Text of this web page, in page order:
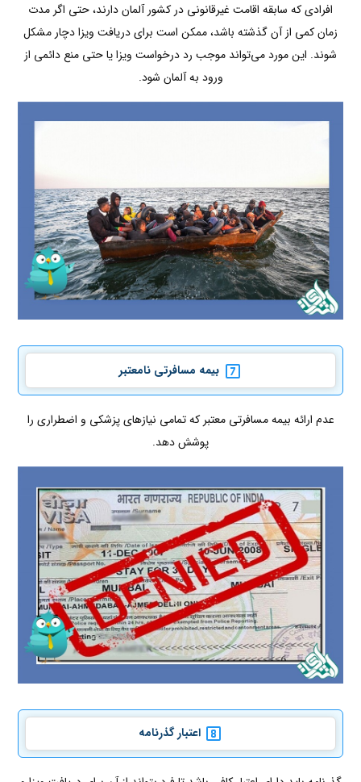
افرادی که سابقه اقامت غیرقانونی در کشور آلمان دارند، حتی اگر مدت
زمان کمی از آن گذشته باشد، ممکن است برای دریافت ویزا دچار مشکل
شوند. این مورد می‌تواند موجب رد درخواست ویزا یا حتی منع دائمی از
ورود به آلمان شود.
بیمه مسافرتی نامعتبر
عدم ارائه بیمه مسافرتی معتبر که تمامی نیازهای پزشکی و اضطراری را
پوشش دهد.
اعتبار گذرنامه